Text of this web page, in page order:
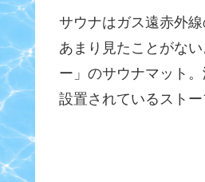
サウナはガス遠赤外
あまり見たことがな
ー」のサウナマット
設置されているスト